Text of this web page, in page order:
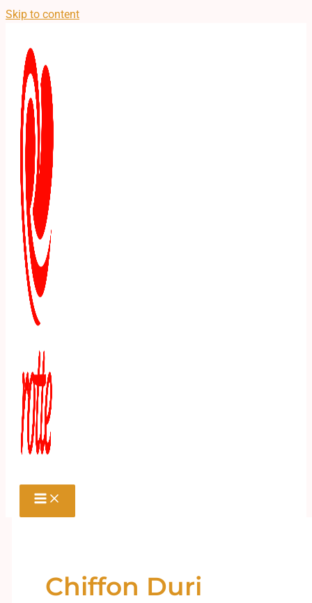
Skip to content
Chiffon Duri